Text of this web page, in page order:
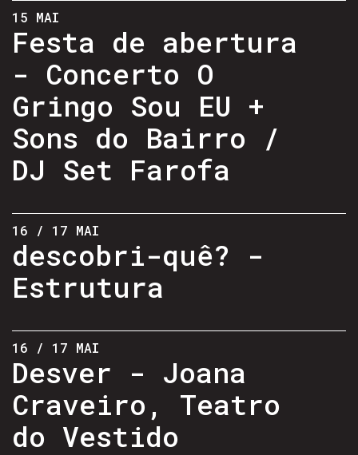
15 MAI
Festa de abertura
- Concerto O
Gringo Sou EU +
Sons do Bairro /
DJ Set Farofa
16 / 17 MAI
descobri-quê? -
Estrutura
16 / 17 MAI
Desver - Joana
Craveiro, Teatro
do Vestido